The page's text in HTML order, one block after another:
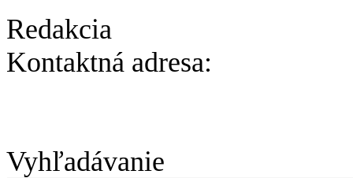
Redakcia
Kontaktná adresa:
Vyhľadávanie